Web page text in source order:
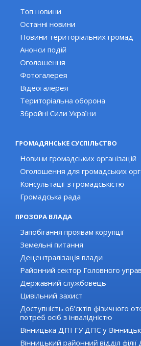
Топ новини
Останні новини
Новини територіальних громад
Анонси подій
Оголошення
Фотогалерея
Відеогалерея
Територіальна оборона
Збройні Сили України
ГРОМАДЯНСЬКЕ СУСПІЛЬСТВО
Новини громадських організацій
Оголошення для громадських
Консультації з громадськістю
Громадська рада
ПРОЗОРА ВЛАДА
Запобігання проявам корупції
Земельні питання
Децентралізація влади
Районний сектор Головного
Державний службовець
Цивільний захист
Доступність об'єктів фізичного
потреб осіб з інвалідністю
Вінницька ДПІ ГУ ДПС у
Вінницький районний відділ